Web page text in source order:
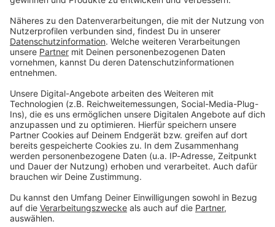
Du möchtest uns etwas sagen?
Studio Hotline
Kontaktformular
Sprachnachricht
© dpa-infocom, dpa:260708-930-355592/1